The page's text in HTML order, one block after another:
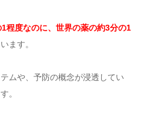
1程度なのに、世界の薬の約3分の1
ます。
ムや、予防の概念が浸透してい
。